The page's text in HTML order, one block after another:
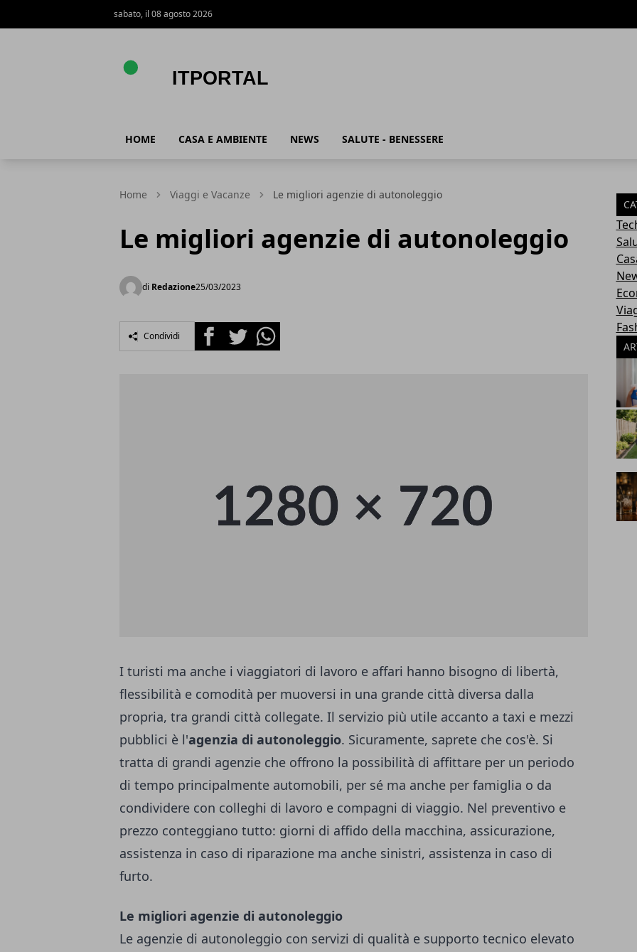
sabato, il 08 agosto 2026
HOME CASA E AMBIENTE NEWS SALUTE - BENESSERE
Home Viaggi e Vacanze Le migliori agenzie di autonoleggio
Le migliori agenzie di autonoleggio
di Redazione25/03/2023
Condividi FacebookTwitterWhatsapp
I turisti ma anche i viaggiatori di lavoro e affari hanno bisogno di libertà,
flessibilità e comodità per muoversi in una grande città diversa dalla
propria, tra grandi città collegate. Il servizio più utile accanto a taxi e mezzi
pubblici è l'agenzia di autonoleggio. Sicuramente, saprete che cos'è. Si
tratta di grandi agenzie che offrono la possibilità di affittare per un periodo
di tempo principalmente automobili, per sé ma anche per famiglia o da
condividere con colleghi di lavoro e compagni di viaggio. Nel preventivo e
prezzo conteggiano tutto: giorni di affido della macchina, assicurazione,
assistenza in caso di riparazione ma anche sinistri, assistenza in caso di
furto.
Le migliori agenzie di autonoleggio
Le agenzie di autonoleggio con servizi di qualità e supporto tecnico elevato